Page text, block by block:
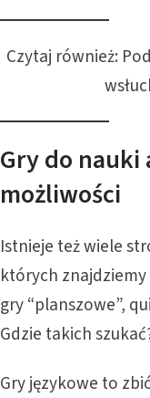
Czytaj również:
Gry do nauki
możliwości
Istnieje też wiele
których
gry “planszowe”,
Gdzie takich
Gry językowe to